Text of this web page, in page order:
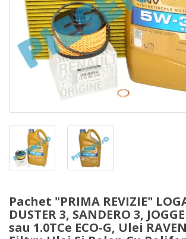
Pachet "PRIMA REVIZIE"
DUSTER 3, SANDERO 3,
sau 1.0TCe ECO-G, Ulei